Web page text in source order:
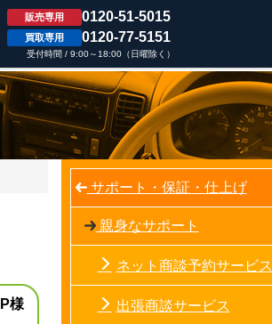
販売専用 0120-51-5015
買取専用 0120-77-5151
受付時間 / 9:00～18:00（日曜除く）
様
サポート・保証・仕上げ
親身なサポート
ネット商談予約サービス
出張商談サービス